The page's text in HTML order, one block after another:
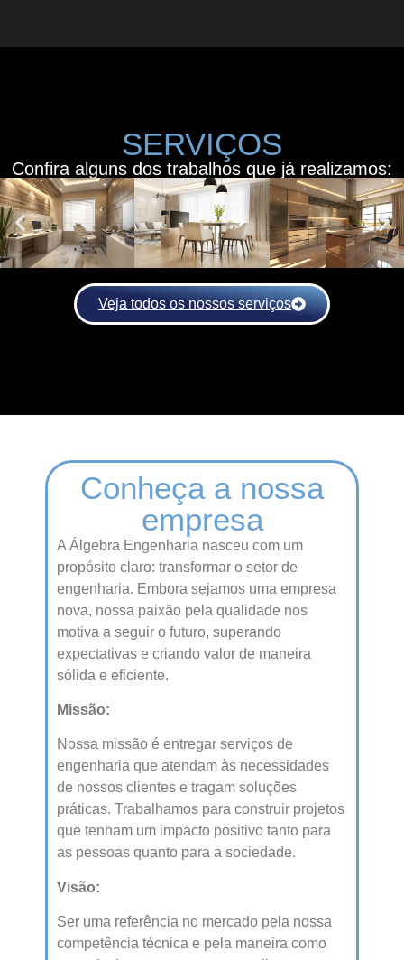
SERVIÇOS
Confira alguns dos trabalhos que já realizamos:
Veja todos os nossos serviços
Conheça a nossa
empresa
A Álgebra Engenharia nasceu com um
propósito claro: transformar o setor de
engenharia. Embora sejamos uma empresa
nova, nossa paixão pela qualidade nos
motiva a seguir o futuro, superando
expectativas e criando valor de maneira
sólida e eficiente.
Missão:
Nossa missão é entregar serviços de
engenharia que atendam às necessidades
de nossos clientes e tragam soluções
práticas. Trabalhamos para construir projetos
que tenham um impacto positivo tanto para
as pessoas quanto para a sociedade.
Visão:
Ser uma referência no mercado pela nossa
competência técnica e pela maneira como